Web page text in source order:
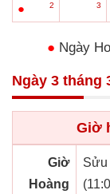
●
2 3
● Ngày
Ngày 3 tháng
Giờ
Giờ
Hoàng
Sửu